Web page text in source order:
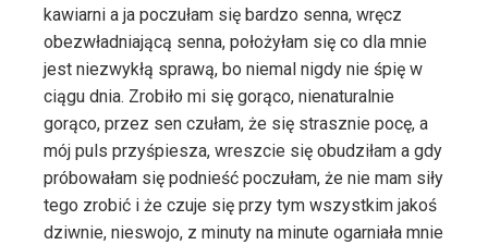
kawiarni a ja poczułam się bardzo senna, wręcz
obezwładniającą senna, położyłam się co dla mnie
jest niezwykłą sprawą, bo niemal nigdy nie śpię w
ciągu dnia. Zrobiło mi się gorąco, nienaturalnie
gorąco, przez sen czułam, że się strasznie pocę, a
mój puls przyśpiesza, wreszcie się obudziłam a gdy
próbowałam się podnieść poczułam, że nie mam siły
tego zrobić i że czuje się przy tym wszystkim jakoś
dziwnie, nieswojo, z minuty na minute ogarniała mnie